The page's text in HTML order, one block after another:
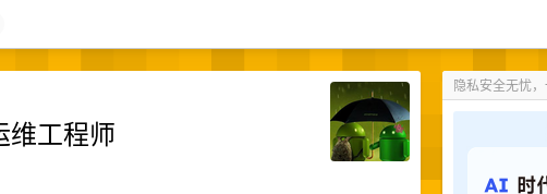
隐私安全无忧
维工程师